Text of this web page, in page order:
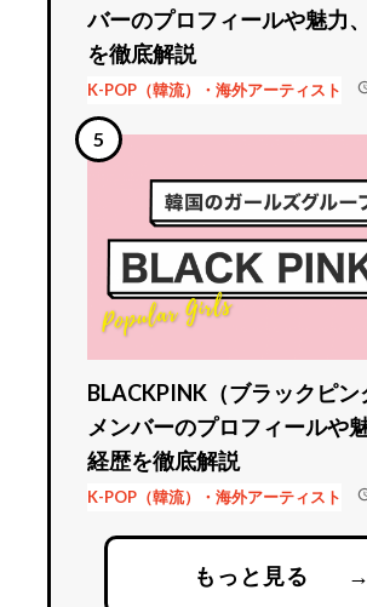
バーのプロフィールや魅力
を徹底解説
K-POP（韓流）・海外アーティスト
BLACKPINK（ブラックピン
メンバーのプロフィールや魅
経歴を徹底解説
K-POP（韓流）・海外アーティスト
もっと見る →